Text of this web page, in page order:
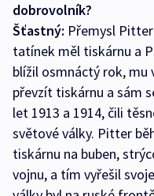
dobrovolník?
Šťastný: Přemysl
tatínek měl tiskárnu a
blížil osmnáctý rok, mu
převzít tiskárnu a sám
let 1913 a 1914, čili
světové války. Pitter
tiskárnu na buben,
vojnu, a tím vyřešil